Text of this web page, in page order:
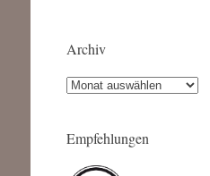
Archiv
Archiv
Empfehlungen